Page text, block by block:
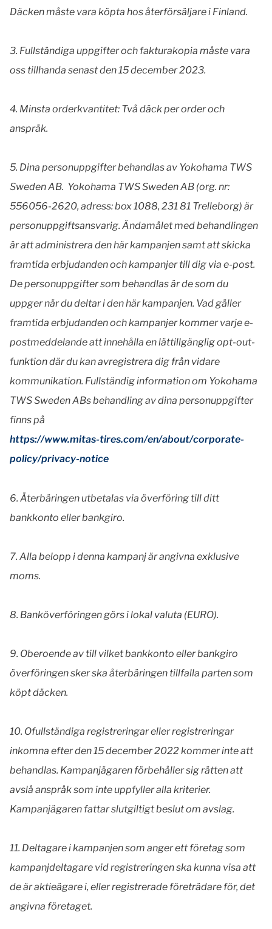
Däcken måste vara köpta hos återförsäljare i Finland.
3. Fullständiga uppgifter och fakturakopia måste vara
oss tillhanda senast den 15 december 2023.
4. Minsta orderkvantitet: Två däck per order och
anspråk.
5. Dina personuppgifter behandlas av Yokohama TWS
Sweden AB. Yokohama TWS Sweden AB (org. nr:
556056-2620, adress: box 1088, 231 81 Trelleborg) är
personuppgiftsansvarig. Ändamålet med behandlingen
är att administrera den här kampanjen samt att skicka
framtida erbjudanden och kampanjer till dig via e-post.
De personuppgifter som behandlas är de som du
uppger när du deltar i den här kampanjen. Vad gäller
framtida erbjudanden och kampanjer kommer varje e-
postmeddelande att innehålla en lättillgänglig opt-out-
funktion där du kan avregistrera dig från vidare
kommunikation. Fullständig information om Yokohama
TWS Sweden ABs behandling av dina personuppgifter
finns på
https://www.mitas-tires.com/en/about/corporate-
policy/privacy-notice
6. Återbäringen utbetalas via överföring till ditt
bankkonto eller bankgiro.
7. Alla belopp i denna kampanj är angivna exklusive
moms.
8. Banköverföringen görs i lokal valuta (EURO).
9. Oberoende av till vilket bankkonto eller bankgiro
överföringen sker ska återbäringen tillfalla parten som
köpt däcken.
10. Ofullständiga registreringar eller registreringar
inkomna efter den 15 december 2022 kommer inte att
behandlas. Kampanjägaren förbehåller sig rätten att
avslå anspråk som inte uppfyller alla kriterier.
Kampanjägaren fattar slutgiltigt beslut om avslag.
11. Deltagare i kampanjen som anger ett företag som
kampanjdeltagare vid registreringen ska kunna visa att
de är aktieägare i, eller registrerade företrädare för, det
angivna företaget.